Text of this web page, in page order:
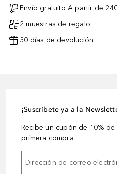
Envío gratuito A partir de
2 muestras de regalo
30 días de devolución
¡Suscríbete ya a la
Recibe un cupón de 10%
primera compra
Dirección de correo